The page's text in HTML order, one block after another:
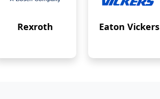
Rexroth Eaton Vickers